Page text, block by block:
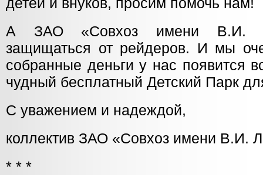
детей и внуков, просим помочь нам!
А ЗАО «Совхоз имени В.И.
защищаться от рейдеров. И мы
собранные деньги у нас появится
чудный бесплатный Детский Парк
С уважением и надеждой,
коллектив ЗАО «Совхоз имени В.И.
* * *